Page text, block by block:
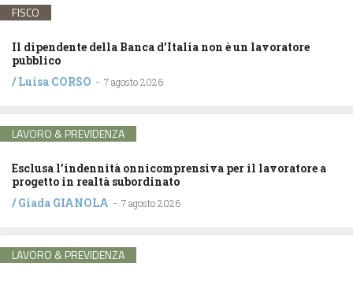
FISCO
Il dipendente della Banca d’Italia non è un lavoratore
pubblico
/Luisa CORSO - 7 agosto 2026
LAVORO & PREVIDENZA
Esclusa l’indennità onnicomprensiva per il lavoratore a
progetto in realtà subordinato
/Giada GIANOLA - 7 agosto 2026
LAVORO & PREVIDENZA